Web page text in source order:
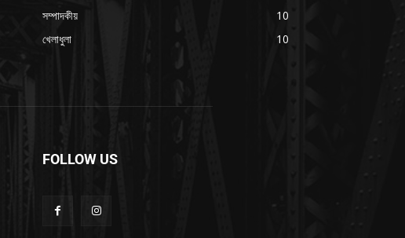
সম্পাদকীয়
10
খেলাধুলা
10
FOLLOW US